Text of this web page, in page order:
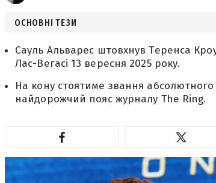
ОСНОВНІ ТЕЗИ
Сауль Альварес штовхнув Теренса
Лас-Вегасі 13 вересня 2025 року.
На кону стоятиме звання абсолютного
найдорожчий пояс журналу The Ring.